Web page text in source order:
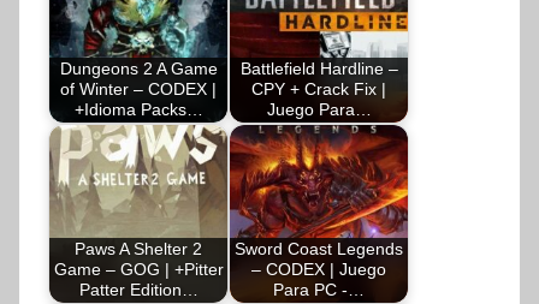
Dungeons 2 A Game
of Winter – CODEX |
+Idioma Packs…
Battlefield Hardline –
CPY + Crack Fix |
Juego Para…
Paws A Shelter 2
Game – GOG | +Pitter
Patter Edition…
Sword Coast Legends
– CODEX | Juego
Para PC -…